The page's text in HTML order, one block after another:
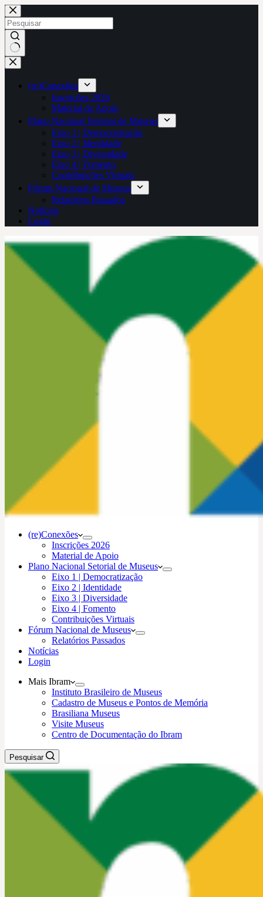
Pular
para
o
conteúdo
Sem
resultados
(re)Conexões
Inscrições 2026
Material de Apoio
Plano Nacional Setorial de Museus
Eixo 1 | Democratização
Eixo 2 | Identidade
Eixo 3 | Diversidade
Eixo 4 | Fomento
Contribuições Virtuais
Fórum Nacional de Museus
Relatórios Passados
Notícias
Login
(re)Conexões
Inscrições 2026
Material de Apoio
Plano Nacional Setorial de Museus
Eixo 1 | Democratização
Eixo 2 | Identidade
Eixo 3 | Diversidade
Eixo 4 | Fomento
Contribuições Virtuais
Fórum Nacional de Museus
Relatórios Passados
Notícias
Login
Mais Ibram
Instituto Brasileiro de Museus
Cadastro de Museus e Pontos de Memória
Brasiliana Museus
Visite Museus
Centro de Documentação do Ibram
Pesquisar